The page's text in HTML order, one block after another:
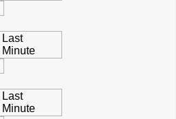
Last
Minute
Last
Minute